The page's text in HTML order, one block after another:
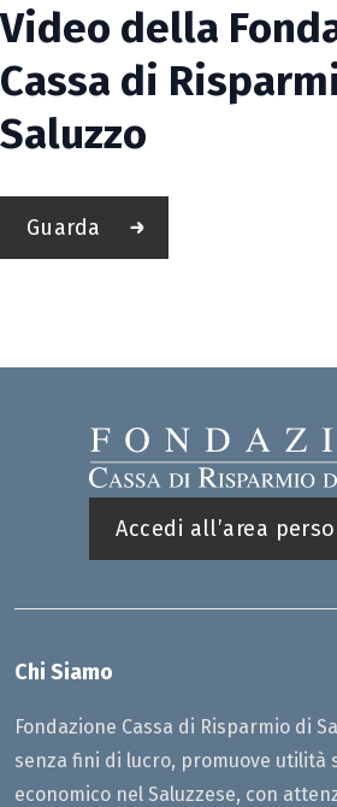
Video della
Cassa di
Saluzzo
Guarda
Accedi all’area
Chi Siamo
Fondazione Cassa di Risparmio di
senza fini di lucro, promuove utilità
economico nel Saluzzese, con